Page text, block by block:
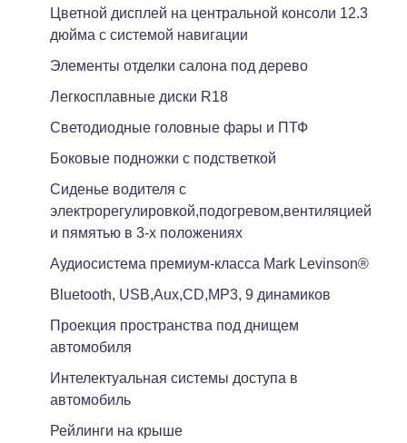
Цветной дисплей на центральной консоли 12.3
дюйма с системой навигации
Элементы отделки салона под дерево
Легкосплавные диски R18
Светодиодные головные фары и ПТФ
Боковые подножки с подстветкой
Сиденье водителя с
электрорегулировкой,подогревом,вентиляцией
и пямятью в 3-х положениях
Aудиосистема премиум-класса Mark Levinson®
Bluetooth, USB,Aux,CD,MP3, 9 динамиков
Проекция пространства под днищем
автомобиля
Интелектуальная системы доступа в
автомобиль
Рейлинги на крыше